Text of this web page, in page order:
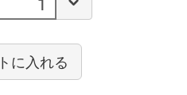
に入れる